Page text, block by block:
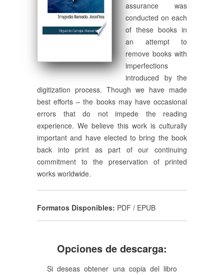
assurance was
conducted on each
of these books in
an attempt to
remove books with
imperfections
introduced by the
digitization process. Though we have made
best efforts – the books may have occasional
errors that do not impede the reading
experience. We believe this work is culturally
important and have elected to bring the book
back into print as part of our continuing
commitment to the preservation of printed
works worldwide.
Formatos Disponibles: PDF / EPUB
Opciones de descarga:
Si deseas obtener una copia del libro